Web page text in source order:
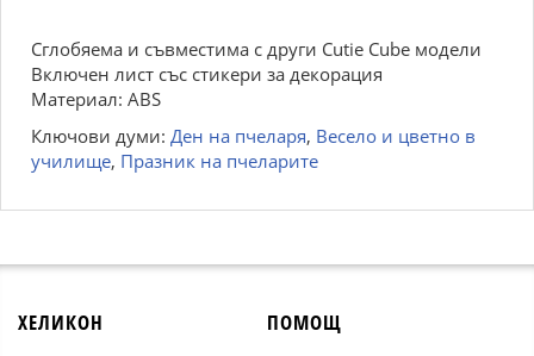
Сглобяема и съвместима с други Cutie Cube модели
Включен лист със стикери за декорация
Материал: ABS
Ключови думи: Ден на пчеларя, Весело и цветно в
училище, Празник на пчеларите
ХЕЛИКОН ПОМОЩ